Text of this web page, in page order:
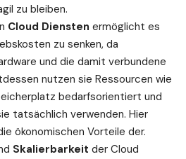
zu bleiben.
Cloud Diensten ermöglicht es
zu senken, da
und die damit verbundene
nutzen sie Ressourcen wie
bedarfsorientiert und
tatsächlich verwenden. Hier
ökonomischen Vorteile der.
Skalierbarkeit der Cloud